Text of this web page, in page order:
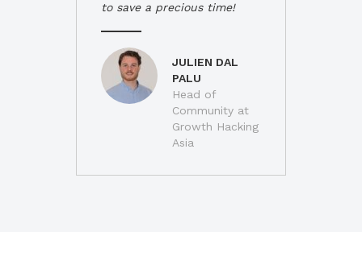
to save a precious time!
JULIEN DAL
PALU
Head of
Community at
Growth Hacking
Asia